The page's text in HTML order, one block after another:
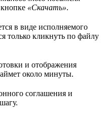
«Скачать».
в виде исполняемого
только кликнуть по файлу
и отображения
около минуты.
соглашения и